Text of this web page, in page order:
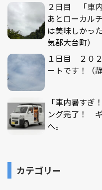
２日目 「車
あとローカル
は美味しかっ
気郡大台町）
１日目 ２０
ートです！（
「車内暑すぎ
ング完了！
へ。
カテゴリー